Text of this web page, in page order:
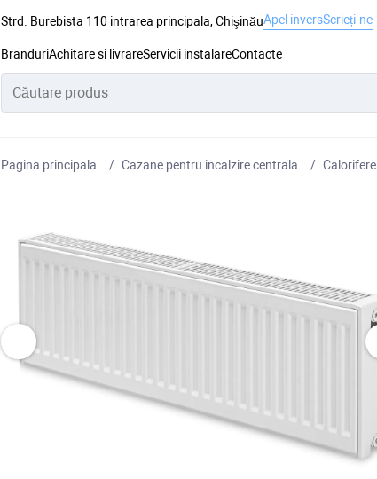
Strd. Burebista 110 intrarea principala, ChişinăuApel inversScrieți-ne
BranduriAchitare si livrareServicii instalareContacte
Pagina principala Cazane pentru incalzire centrala Сalorifere